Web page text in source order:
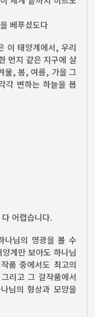
베푸셨도다
이 태양계에서, 우리
먼지 같은 지구에 살
울, 봄, 여름, 가을 그
각 변하는 하늘을 봅
어렵습니다.
나님의 영광을 볼 수
계만 보아도 하나님
품 중에서도 최고의
리고 그 걸작품에서
님의 형상과 모양을